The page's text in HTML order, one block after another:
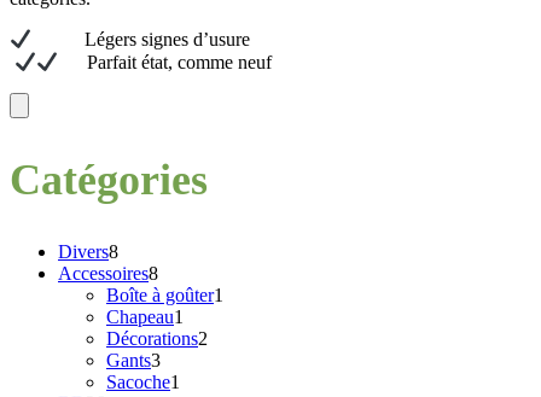
Légers signes d’usure
Parfait état, comme neuf
Catégories
Divers88
produits
Accessoires88
produits
Boîte à goûter1
Chapeau1
produit
Décorations2
Gants33
produits
Sacoche1